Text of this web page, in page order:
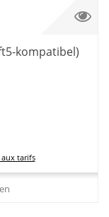
kompatibel)
tarifs